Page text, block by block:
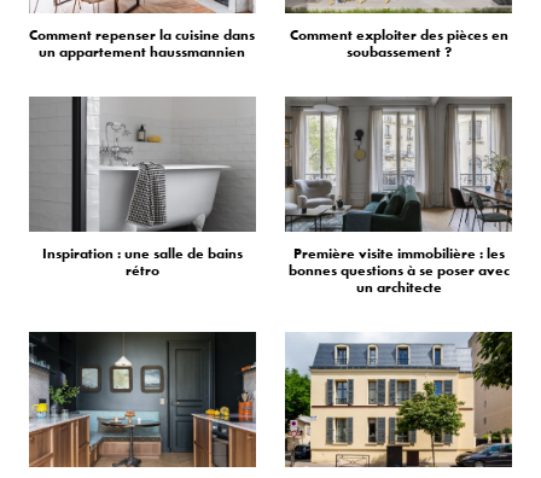
Comment repenser la cuisine dans
un appartement haussmannien
Comment exploiter des pièces en
soubassement ?
Inspiration : une salle de bains
rétro
Première visite immobilière : les
bonnes questions à se poser avec
un architecte